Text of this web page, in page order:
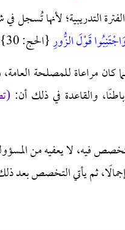
التدريبية؛ لأنها تُسجل
قَوْلَ الزُّورِ{الحج: 30}.
كان مراعاة للمصلحة العامة،
والقاعدة في ذلك أن:
فيه، لا يعفيه من
ثم يأتي التخصص بعد